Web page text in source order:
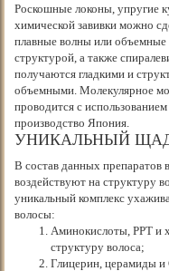
Роскошные локоны, упругие
химической завивки можно
плавные волны или
структурой, а также
получаются гладкими и
объемными. Молекулярное
проводится с
производство Япония.
УНИКАЛЬНЫЙ
В состав данных препаратов
воздействуют на структуру
уникальный комплекс
волосы:
Аминокислоты, РРТ и
структуру волоса;
Глицерин, церамиды